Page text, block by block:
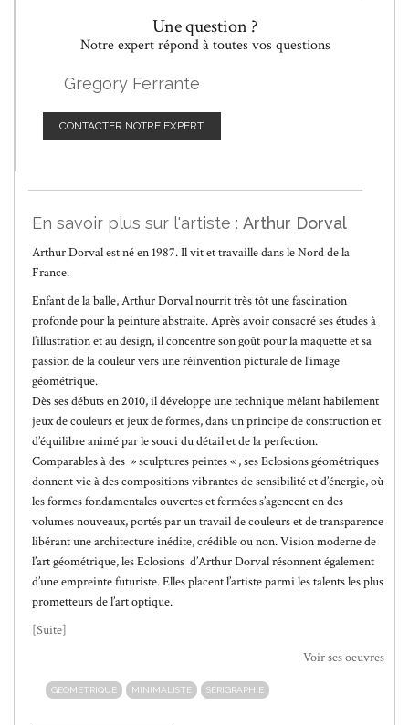
Une question ?
Notre expert répond à toutes vos questions
Gregory Ferrante
CONTACTER NOTRE EXPERT
En savoir plus sur l'artiste : Arthur Dorval
Arthur Dorval est né en 1987. Il vit et travaille dans le Nord de la
France.
Enfant de la balle, Arthur Dorval nourrit très tôt une fascination
profonde pour la peinture abstraite. Après avoir consacré ses études à
l’illustration et au design, il concentre son goût pour la maquette et sa
passion de la couleur vers une réinvention picturale de l’image
géométrique.
Dès ses débuts en 2010, il développe une technique mêlant habilement
jeux de couleurs et jeux de formes, dans un principe de construction et
d’équilibre animé par le souci du détail et de la perfection.
Comparables à des » sculptures peintes « , ses Eclosions géométriques
donnent vie à des compositions vibrantes de sensibilité et d’énergie, où
les formes fondamentales ouvertes et fermées s’agencent en des
volumes nouveaux, portés par un travail de couleurs et de transparence
libérant une architecture inédite, crédible ou non. Vision moderne de
l’art géométrique, les Eclosions d’Arthur Dorval résonnent également
d’une empreinte futuriste. Elles placent l’artiste parmi les talents les plus
prometteurs de l’art optique.
[Suite]
Voir ses oeuvres
GEOMETRIQUE MINIMALISTE SÉRIGRAPHIE